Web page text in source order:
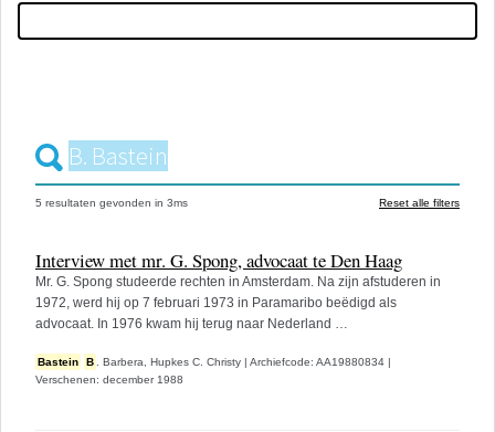
5 resultaten gevonden in 3ms Reset alle filters
Interview met mr. G. Spong, advocaat te Den Haag
Mr. G. Spong studeerde rechten in Amsterdam. Na zijn afstuderen in
1972, werd hij op 7 februari 1973 in Paramaribo beëdigd als
advocaat. In 1976 kwam hij terug naar Nederland …
Bastein B . Barbera, Hupkes C. Christy | Archiefcode: AA19880834 |
Verschenen: december 1988